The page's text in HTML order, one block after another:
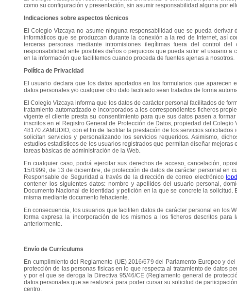
como su configuración y presentación, sin asumir responsabilidad alguna por
Indicaciones sobre aspectos técnicos
El Colegio Vizcaya no asume ninguna responsabilidad que se pueda derivar
informáticos que se produzcan durante la conexión a la red de Internet, así
terceras personas mediante intromisiones ilegítimas fuera del control
responsabilidad ante posibles daños o perjuicios que pueda sufrir el usuario a
en la información que facilitemos cuando proceda de fuentes ajenas a nosotros.
Política de Privacidad
El usuario declara que los datos aportados en los formularios que aparecen
datos personales y/o cualquier otro dato facilitado sean tratados de forma
El Colegio Vizcaya informa que los datos de carácter personal facilitados de
tratamiento automatizado e incorporados a los correspondientes ficheros
vigente el cliente presta su consentimiento para que sus datos pasen a
inscritos en el Registro General de Protección de Datos, propiedad del Colegio
48170 ZAMUDIO, con el fin de facilitar la prestación de los servicios
solicitan servicios y personalizando los servicios requeridos. Asimismo,
estudios estadísticos de los usuarios registrados que permitan diseñar mejoras
tareas básicas de administración de la Web.
En cualquier caso, podrá ejercitar sus derechos de acceso, cancelación,
15/1999, de 13 de diciembre, de protección de datos de carácter personal en
Responsable de Seguridad a través de la dirección de correo electrónico
contener los siguientes datos: nombre y apellidos del usuario personal,
Documento Nacional de Identidad y petición en la que se concrete la
misma mediante documento fehaciente.
En consecuencia, los usuarios que faciliten datos de carácter personal en los
forma expresa la incorporación de los mismos a los ficheros descritos para
anteriormente.
Envío de Currículums
En cumplimiento del Reglamento (UE) 2016/679 del Parlamento Europeo y
protección de las personas físicas en lo que respecta al tratamiento de datos
y por el que se deroga la Directiva 95/46/CE (Reglamento general de
datos personales que se realizará para poder cursar su solicitud de
centro.